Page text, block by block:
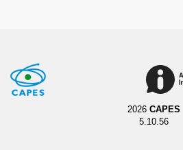
2026 CAPES
5.10.56